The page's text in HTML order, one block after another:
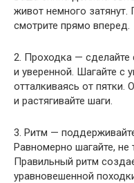
живот немного затянут.
смотрите прямо вперед.
2. Проходка — сделайте
и уверенной. Шагайте с
отталкиваясь от пятки.
и растягивайте шаги.
3. Ритм —
Равномерно шагайте, не
Правильный ритм
уравновешенной